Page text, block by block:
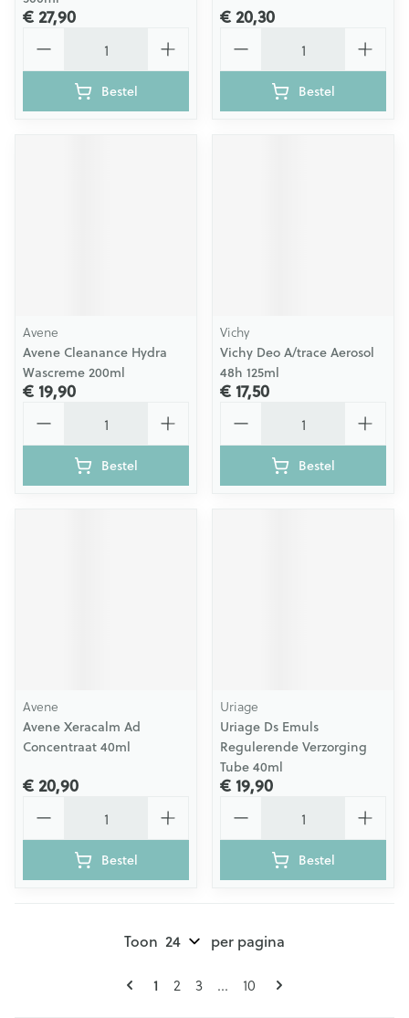
€ 27,90
Bestel
€ 20,30
Bestel
Avene
Avene Cleanance Hydra
Wascreme 200ml
€ 19,90
Bestel
Vichy
Vichy Deo A/trace Aerosol
48h 125ml
€ 17,50
Bestel
Avene
Avene Xeracalm Ad
Concentraat 40ml
€ 20,90
Bestel
Uriage
Uriage Ds Emuls
Regulerende Verzorging
Tube 40ml
€ 19,90
Bestel
Pagina's
U lees momenteel pagina
1 Pagina
2 Pagina
3 ... Pagina
10
Toon per pagina